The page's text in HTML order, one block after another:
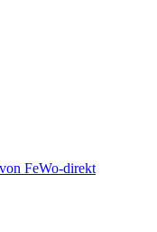
FeWo-direkt